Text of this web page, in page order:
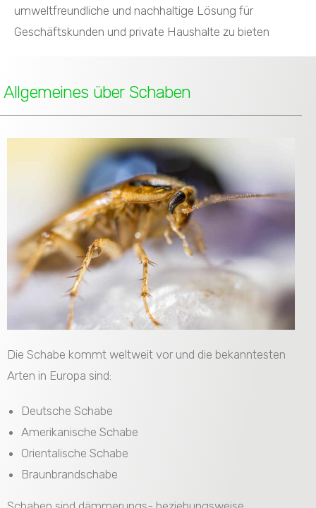
umweltfreundliche und nachhaltige Lösung für
Geschäftskunden und private Haushalte zu bieten
Allgemeines über Schaben
Die Schabe kommt weltweit vor und die bekanntesten
Arten in Europa sind:
Deutsche Schabe
Amerikanische Schabe
Orientalische Schabe
Braunbrandschabe